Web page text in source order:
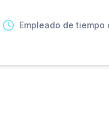
Empleado de tiempo